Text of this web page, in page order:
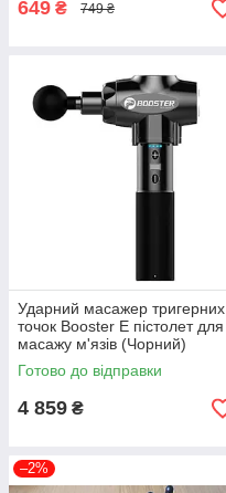
649 ₴ 749 ₴
Ударний масажер тригерних
точок Booster E пістолет для
масажу м'язів (Чорний)
Готово до відправки
4 859 ₴
–2%